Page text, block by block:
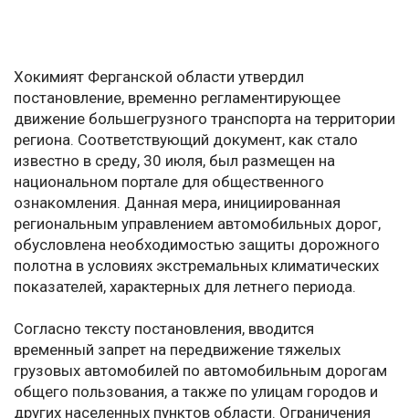
Хокимият Ферганской области утвердил
постановление, временно регламентирующее
движение большегрузного транспорта на территории
региона. Соответствующий документ, как стало
известно в среду, 30 июля, был размещен на
национальном портале для общественного
ознакомления. Данная мера, инициированная
региональным управлением автомобильных дорог,
обусловлена необходимостью защиты дорожного
полотна в условиях экстремальных климатических
показателей, характерных для летнего периода.
Согласно тексту постановления, вводится
временный запрет на передвижение тяжелых
грузовых автомобилей по автомобильным дорогам
общего пользования, а также по улицам городов и
других населенных пунктов области. Ограничения